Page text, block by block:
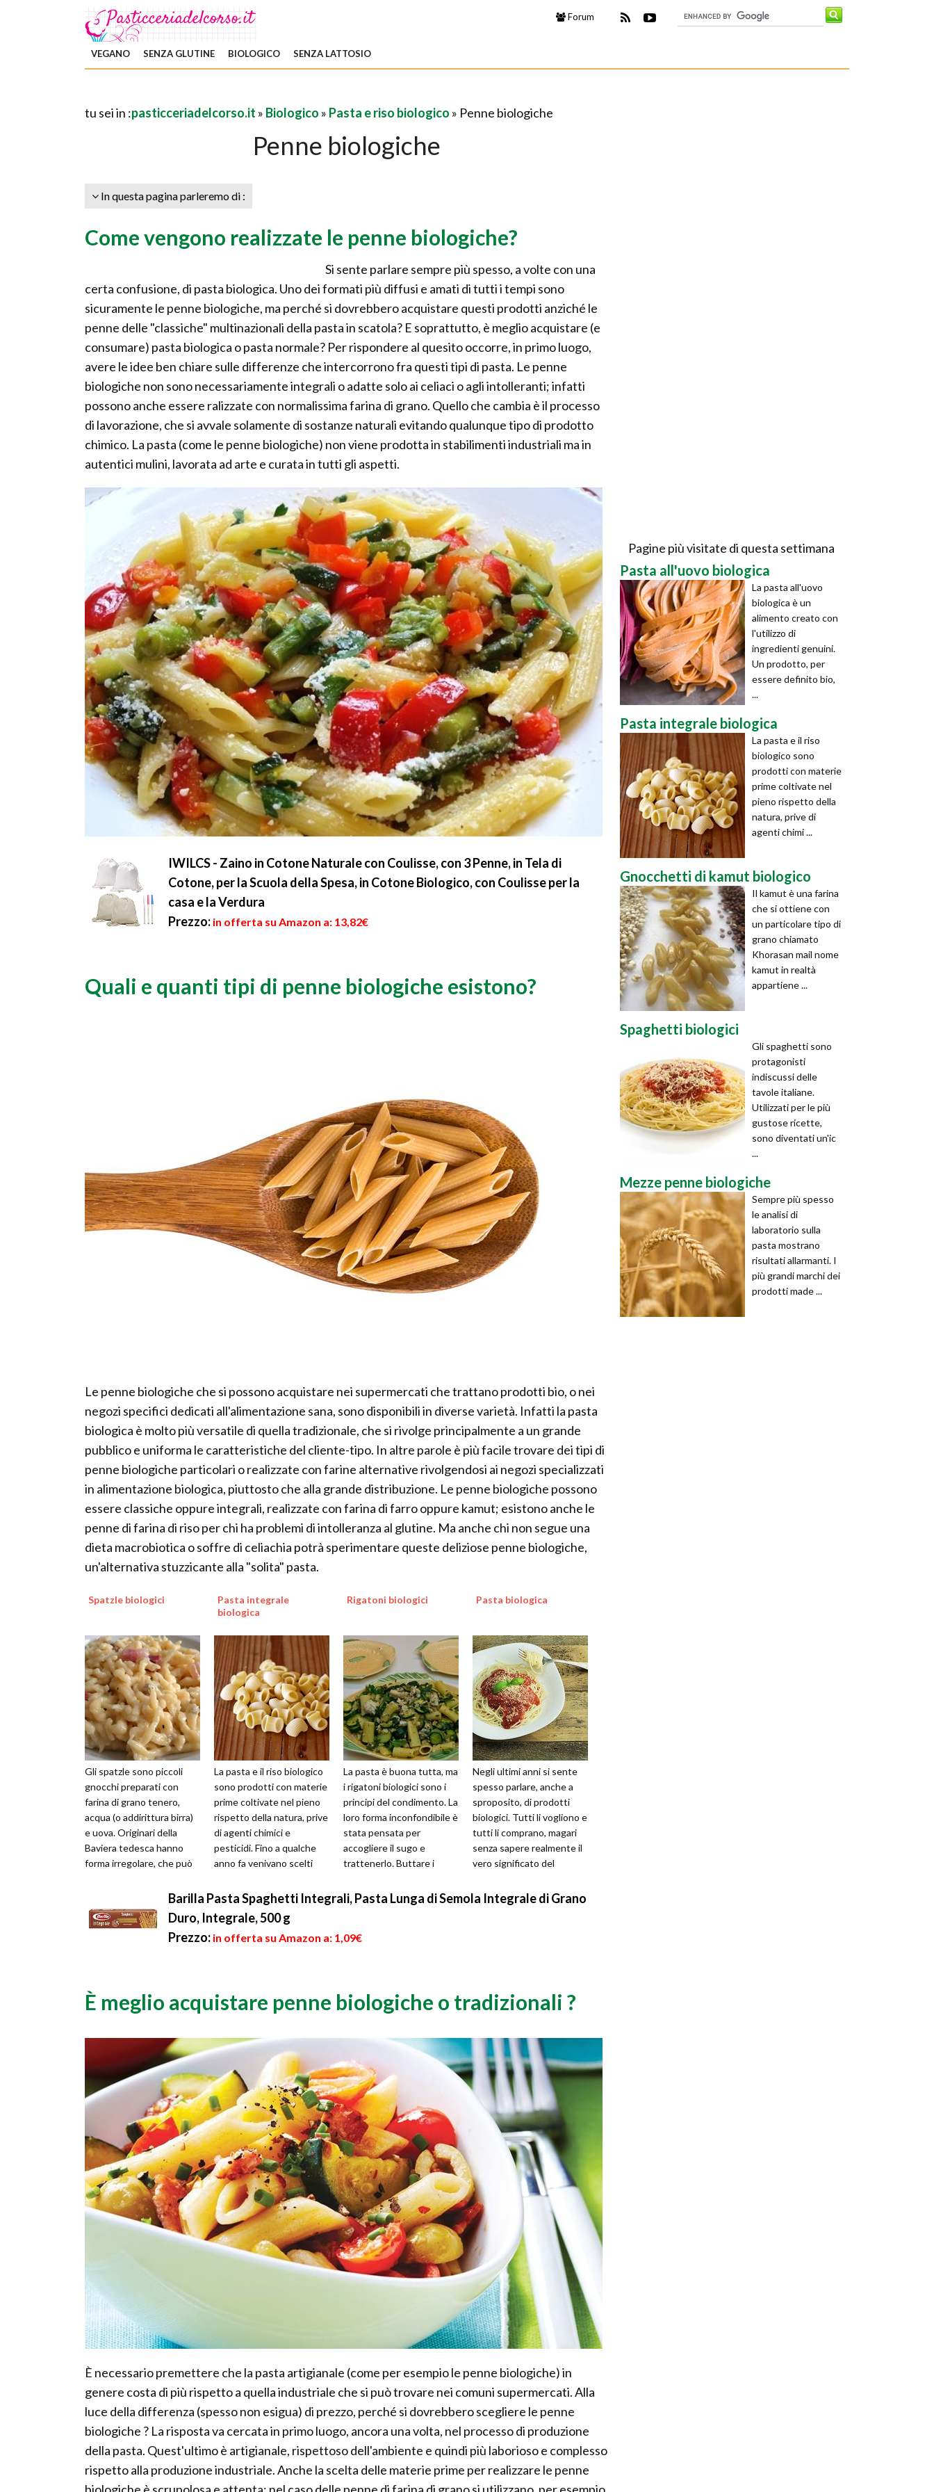
Forum
VEGANO SENZA GLUTINE BIOLOGICO SENZA LATTOSIO
tu sei in :pasticceriadelcorso.it » Biologico » Pasta e riso biologico » Penne biologiche
Penne biologiche
In questa pagina parleremo di :
Come vengono realizzate le penne biologiche?
Si sente parlare sempre più spesso, a volte con una
certa confusione, di pasta biologica. Uno dei formati più diffusi e amati di tutti i tempi sono
sicuramente le penne biologiche, ma perché si dovrebbero acquistare questi prodotti anziché le
penne delle "classiche" multinazionali della pasta in scatola? E soprattutto, è meglio acquistare (e
consumare) pasta biologica o pasta normale? Per rispondere al quesito occorre, in primo luogo,
avere le idee ben chiare sulle differenze che intercorrono fra questi tipi di pasta. Le penne
biologiche non sono necessariamente integrali o adatte solo ai celiaci o agli intolleranti; infatti
possono anche essere ralizzate con normalissima farina di grano. Quello che cambia è il processo
di lavorazione, che si avvale solamente di sostanze naturali evitando qualunque tipo di prodotto
chimico. La pasta (come le penne biologiche) non viene prodotta in stabilimenti industriali ma in
autentici mulini, lavorata ad arte e curata in tutti gli aspetti.
IWILCS - Zaino in Cotone Naturale con Coulisse, con 3 Penne, in Tela di
Cotone, per la Scuola della Spesa, in Cotone Biologico, con Coulisse per la
casa e la Verdura
Prezzo: in offerta su Amazon a: 13,82€
Quali e quanti tipi di penne biologiche esistono?
Le penne biologiche che si possono acquistare nei supermercati che trattano prodotti bio, o nei
negozi specifici dedicati all'alimentazione sana, sono disponibili in diverse varietà. Infatti la pasta
biologica è molto più versatile di quella tradizionale, che si rivolge principalmente a un grande
pubblico e uniforma le caratteristiche del cliente-tipo. In altre parole è più facile trovare dei tipi di
penne biologiche particolari o realizzate con farine alternative rivolgendosi ai negozi specializzati
in alimentazione biologica, piuttosto che alla grande distribuzione. Le penne biologiche possono
essere classiche oppure integrali, realizzate con farina di farro oppure kamut; esistono anche le
penne di farina di riso per chi ha problemi di intolleranza al glutine. Ma anche chi non segue una
dieta macrobiotica o soffre di celiachia potrà sperimentare queste deliziose penne biologiche,
un'alternativa stuzzicante alla "solita" pasta.
Spatzle biologici
Gli spatzle sono piccoli
gnocchi preparati con
farina di grano tenero,
acqua (o addirittura birra)
e uova. Originari della
Baviera tedesca hanno
forma irregolare, che può
Pasta integrale
biologica
La pasta e il riso biologico
sono prodotti con materie
prime coltivate nel pieno
rispetto della natura, prive
di agenti chimici e
pesticidi. Fino a qualche
anno fa venivano scelti
Rigatoni biologici
La pasta è buona tutta, ma
i rigatoni biologici sono i
principi del condimento. La
loro forma inconfondibile è
stata pensata per
accogliere il sugo e
trattenerlo. Buttare i
Pasta biologica
Negli ultimi anni si sente
spesso parlare, anche a
sproposito, di prodotti
biologici. Tutti li vogliono e
tutti li comprano, magari
senza sapere realmente il
vero significato del
Barilla Pasta Spaghetti Integrali, Pasta Lunga di Semola Integrale di Grano
Duro, Integrale, 500 g
Prezzo: in offerta su Amazon a: 1,09€
È meglio acquistare penne biologiche o tradizionali ?
È necessario premettere che la pasta artigianale (come per esempio le penne biologiche) in
genere costa di più rispetto a quella industriale che si può trovare nei comuni supermercati. Alla
luce della differenza (spesso non esigua) di prezzo, perché si dovrebbero scegliere le penne
biologiche ? La risposta va cercata in primo luogo, ancora una volta, nel processo di produzione
della pasta. Quest'ultimo è artigianale, rispettoso dell'ambiente e quindi più laborioso e complesso
rispetto alla produzione industriale. Anche la scelta delle materie prime per realizzare le penne
Pagine più visitate di questa settimana
Pasta all'uovo biologica
La pasta all'uovo
biologica è un
alimento creato con
l'utilizzo di
ingredienti genuini.
Un prodotto, per
essere definito bio,
...
Pasta integrale biologica
La pasta e il riso
biologico sono
prodotti con materie
prime coltivate nel
pieno rispetto della
natura, prive di
agenti chimi ...
Gnocchetti di kamut biologico
Il kamut è una farina
che si ottiene con
un particolare tipo di
grano chiamato
Khorasan mail nome
kamut in realtà
appartiene ...
Spaghetti biologici
Gli spaghetti sono
protagonisti
indiscussi delle
tavole italiane.
Utilizzati per le più
gustose ricette,
sono diventati un'ic
...
Mezze penne biologiche
Sempre più spesso
le analisi di
laboratorio sulla
pasta mostrano
risultati allarmanti. I
più grandi marchi dei
prodotti made ...